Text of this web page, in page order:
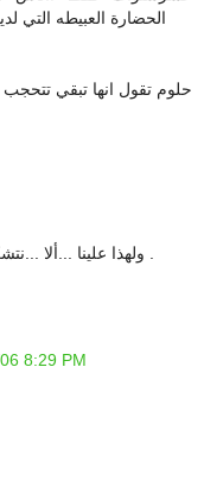
الحضارة العبيطه التي
حلوم تقول انها تبقي
8:29 PM